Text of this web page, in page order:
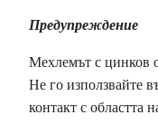
Предупреждение
Мехлемът с цинков
Не го използвайте
контакт с областта